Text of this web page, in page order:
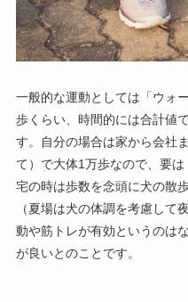
一般的な運動としては「ウォ
歩くらい、時間的には合計値
す。自分の場合は家から会社
て）で大体1万歩なので、要
宅の時は歩数を念頭に犬の散
（夏場は犬の体調を考慮して
動や筋トレが有効というのは
が良いとのことです。